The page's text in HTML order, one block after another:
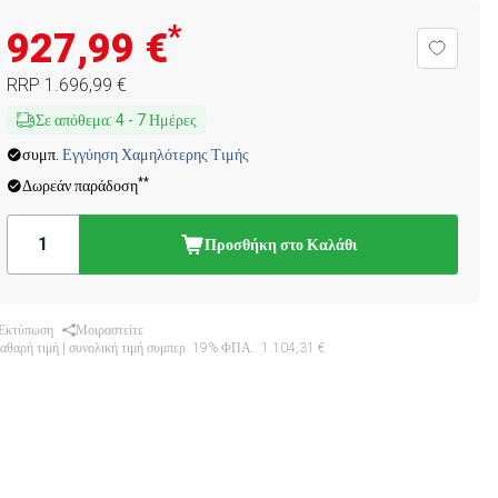
927,99 €*
RRP 1.696,99 €
Σε απόθεμα: 4- 7Ημέρες
συμπ. Εγγύηση Χαμηλότερης Τιμής
Δωρεάν παράδοση**
Προσθήκη στο Καλάθι
Μοιραστείτε
τιμή | συνολική τιμή συμπερ. 19% ΦΠΑ.: 1.104,31 €